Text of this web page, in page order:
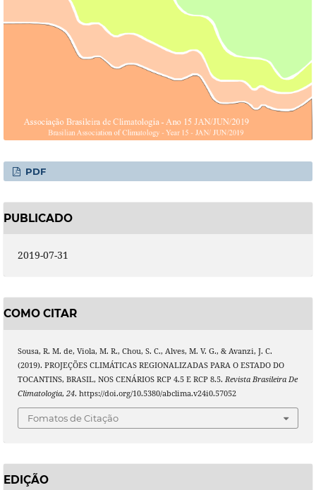
PDF
PUBLICADO
2019-07-31
COMO CITAR
Sousa, R. M. de, Viola, M. R., Chou, S. C., Alves, M. V. G., & Avanzi, J. C.
(2019). PROJEÇÕES CLIMÁTICAS REGIONALIZADAS PARA O ESTADO DO
TOCANTINS, BRASIL, NOS CENÁRIOS RCP 4.5 E RCP 8.5. Revista Brasileira De
Climatologia, 24. https://doi.org/10.5380/abclima.v24i0.57052
Fomatos de Citação
EDIÇÃO